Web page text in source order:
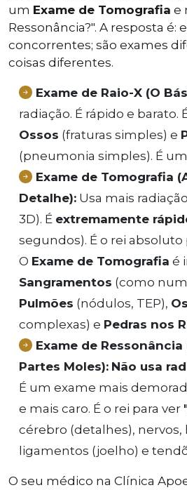
um Exame de Tomografia e
Ressonância?". A resposta é:
concorrentes; são exames
coisas diferentes.
Exame de Raio-X (O
radiação. É rápido e barato.
Ossos (fraturas simples) e
(pneumonia simples). É
Exame de Tomografia
Detalhe): Usa mais
3D). É extremamente
segundos). É o rei absoluto
O Exame de Tomografia é
Sangramentos (como
Pulmões (nódulos, TEP),
complexas) e Pedras nos
Exame de
Partes Moles): Não usa
É um exame mais
e mais caro. É o rei para ver
cérebro (detalhes), nervos,
ligamentos (joelho) e
O seu médico na Clínica